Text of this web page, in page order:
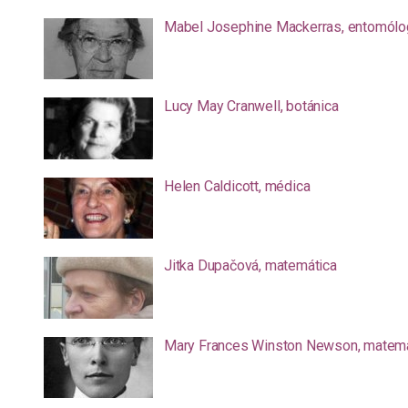
Mabel Josephine Mackerras,
Lucy May Cranwell, botánica
Helen Caldicott, médica
Jitka Dupačová, matemática
Mary Frances Winston Newson,